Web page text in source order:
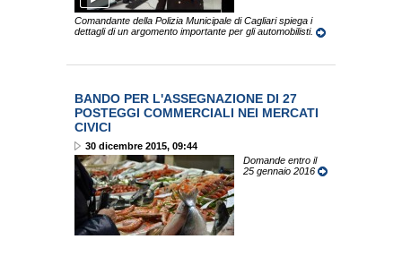
Comandante della Polizia Municipale di Cagliari spiega i
dettagli di un argomento importante per gli automobilisti.
BANDO PER L'ASSEGNAZIONE DI 27
POSTEGGI COMMERCIALI NEI MERCATI
CIVICI
30 dicembre 2015, 09:44
Domande entro il
25 gennaio 2016